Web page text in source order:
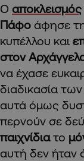
Ο αποκλεισμός
Πάφο άφησε
κυπέλλου και
στον
να έχασε
διαδικασία
αυτά όμως
περνούν σε
παιχνίδιατο
αυτή δεν ήταν